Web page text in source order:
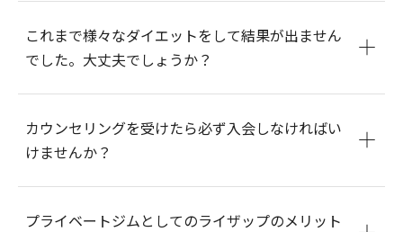
これまで様々なダイエットをして結果が出ません
でした。大丈夫でしょうか？
カウンセリングを受けたら必ず入会しなければい
けませんか？
プライベートジムとしてのライザップのメリット